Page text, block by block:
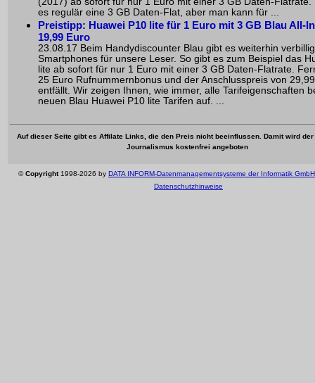
es regulär eine 3 GB Daten-Flat, aber man kann für ...
Preistipp: Huawei P10 lite für 1 Euro mit 3 GB Blau All-
19,99 Euro
23.08.17 Beim Handydiscounter Blau gibt es weiterhin
Smartphones für unsere Leser. So gibt es zum Beispiel das
lite ab sofort für nur 1 Euro mit einer 3 GB Daten-Flatrate.
25 Euro Rufnummernbonus und der Anschlusspreis von
entfällt. Wir zeigen Ihnen, wie immer, alle Tarifeigenschaften
neuen Blau Huawei P10 lite Tarifen auf. ...
Auf dieser Seite gibt es Affilate Links, die den Preis nicht beeinflussen. Damit wird
Journalismus kostenfrei angeboten
©Copyright1998-2026 by DATA INFORM-Datenmanagementsysteme der Informatik GmbH
Datenschutzhinweise